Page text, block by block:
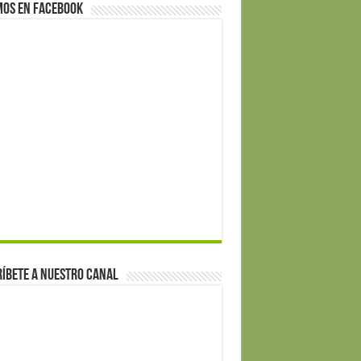
en Facebook
a nuestro canal